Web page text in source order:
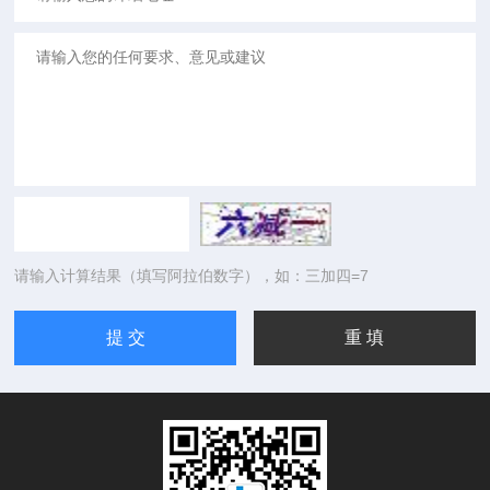
请输入计算结果（填写阿拉伯数字），如：三加四=7